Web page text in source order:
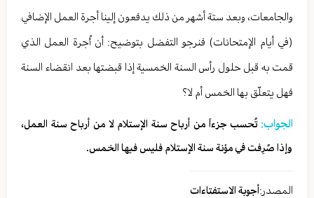
والجامعات، وبعد ستة أشهر من ذلك يدفعون إلينا أجرة العمل الإضافي
(في أيام الإمتحانات) فنرجو التفضل بتوضيح: أن أُجرة العمل الذي
قمت به قبل حلول رأس السنة الخمسية إذا قبضتها بعد انقضاء السنة
فهل يتعلّق بها الخمس أم لا؟
الجواب:تُحسب جزءاً من أرباح سنة الإستلام لا من أرباح سنة العمل،
وإذا صُرِفت في مؤنة سنة الإستلام فليس فيها الخمس.
المصدر:أجوبة الاستفتاءات